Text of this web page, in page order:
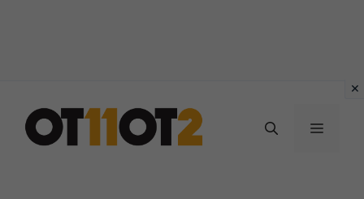
contenuto
MENU